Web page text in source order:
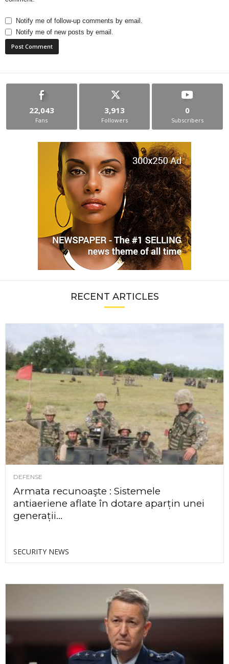
Notify me of follow-up comments by email.
Notify me of new posts by email.
22,043
Fans
3,913
Followers
0
Subscribers
RECENT ARTICLES
DEFENSE
Armata recunoaşte : Sistemele
antiaeriene aflate în dotare aparțin unei
generații...
SECURITY NEWS